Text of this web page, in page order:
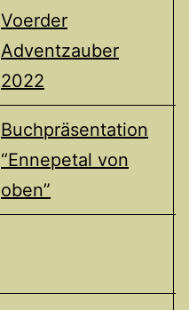
Voerder
Adventzauber
2022
Buchpräsentation
“Ennepetal von
oben”